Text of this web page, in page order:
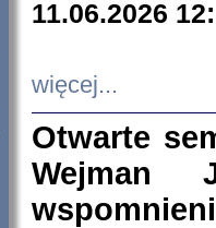
11.06.2026
więcej...
Otwarte
Wejman